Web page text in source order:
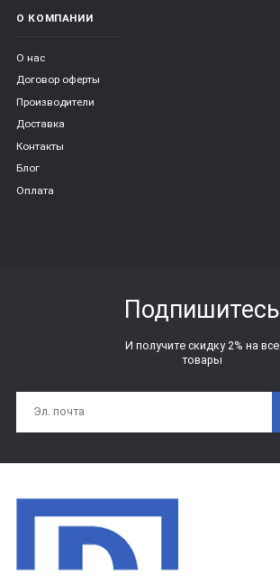
О КОМПАНИИ
О нас
Договор оферты
Производители
Доставка
Контакты
Блог
Оплата
Подпишитесь
И получите скидку 2% на все
товары